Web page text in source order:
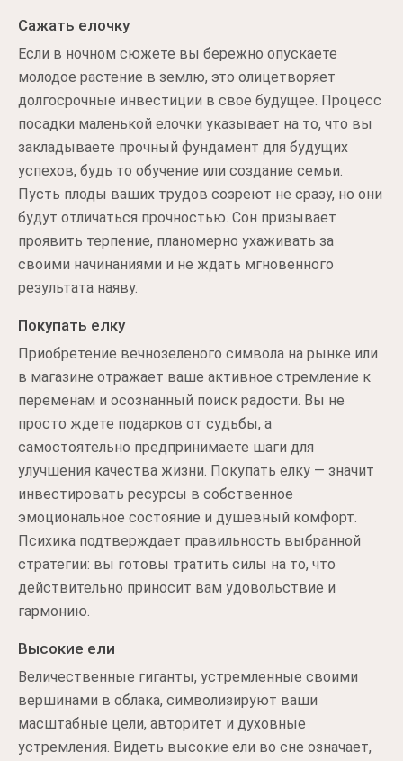
Сажать елочку
Если в ночном сюжете вы бережно опускаете
молодое растение в землю, это олицетворяет
долгосрочные инвестиции в свое будущее. Процесс
посадки маленькой елочки указывает на то, что вы
закладываете прочный фундамент для будущих
успехов, будь то обучение или создание семьи.
Пусть плоды ваших трудов созреют не сразу, но они
будут отличаться прочностью. Сон призывает
проявить терпение, планомерно ухаживать за
своими начинаниями и не ждать мгновенного
результата наяву.
Покупать елку
Приобретение вечнозеленого символа на рынке или
в магазине отражает ваше активное стремление к
переменам и осознанный поиск радости. Вы не
просто ждете подарков от судьбы, а
самостоятельно предпринимаете шаги для
улучшения качества жизни. Покупать елку — значит
инвестировать ресурсы в собственное
эмоциональное состояние и душевный комфорт.
Психика подтверждает правильность выбранной
стратегии: вы готовы тратить силы на то, что
действительно приносит вам удовольствие и
гармонию.
Высокие ели
Величественные гиганты, устремленные своими
вершинами в облака, символизируют ваши
масштабные цели, авторитет и духовные
устремления. Видеть высокие ели во сне означает,